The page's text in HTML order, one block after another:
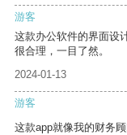
游客
这款办公软件的界面设
很合理，一目了然。
2024-01-13
游客
这款app就像我的财务